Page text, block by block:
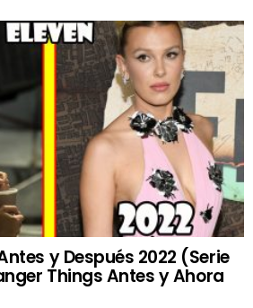
y Después 2022 (Serie
Things Antes y Ahora